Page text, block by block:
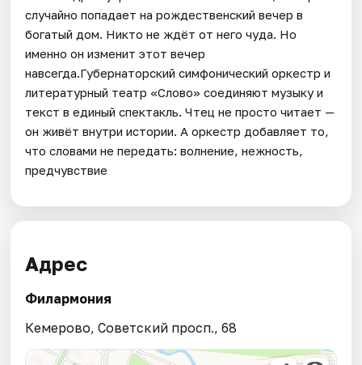
случайно попадает на рождественский вечер в
богатый дом. Никто не ждёт от него чуда. Но
именно он изменит этот вечер
навсегда.Губернаторский симфонический оркестр и
литературный театр «Слово» соединяют музыку и
текст в единый спектакль. Чтец не просто читает —
он живёт внутри истории. А оркестр добавляет то,
что словами не передать: волнение, нежность,
предчувствие
Адрес
Филармония
Кемерово, Советский просп., 68